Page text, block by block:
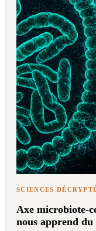
SCIENCES
Axe microbiote-
nous apprend du